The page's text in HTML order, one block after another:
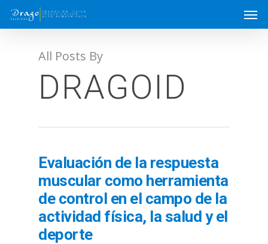
All Posts By
DRAGOID
Evaluación de la respuesta
muscular como herramienta
de control en el campo de la
actividad física, la salud y el
deporte